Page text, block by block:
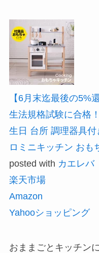
【6月末迄最後の5%
生法規格試験に合格
生日 台所 調理器具
ロミニキッチン おも
posted with カエレバ
楽天市場
Amazon
Yahooショッピング
おままごとキッチン